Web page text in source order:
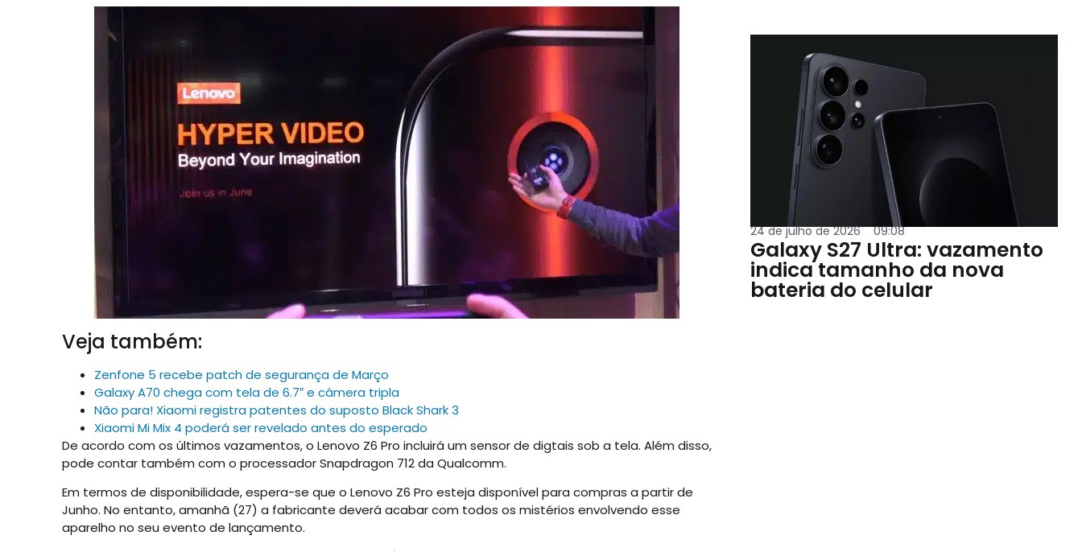
Veja também:
Zenfone 5 recebe patch de segurança de Março
Galaxy A70 chega com tela de 6.7″ e câmera tripla
Não para! Xiaomi registra patentes do suposto Black Shark 3
Xiaomi Mi Mix 4 poderá ser revelado antes do esperado
De acordo com os últimos vazamentos, o Lenovo Z6 Pro incluirá um sensor de digtais sob a tela. Além disso,
pode contar também com o processador Snapdragon 712 da Qualcomm.
Em termos de disponibilidade, espera-se que o Lenovo Z6 Pro esteja disponível para compras a partir de
Junho. No entanto, amanhã (27) a fabricante deverá acabar com todos os mistérios envolvendo esse
aparelho no seu evento de lançamento.
24 de julho de 2026 09:08
Galaxy S27 Ultra: vazamento
indica tamanho da nova
bateria do celular